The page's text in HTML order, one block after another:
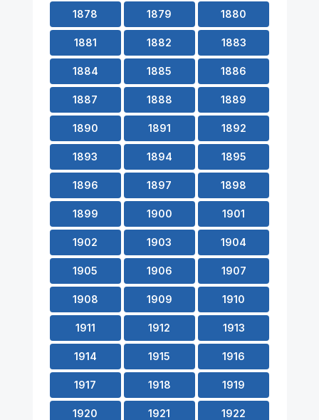
1878 1879 1880
1881 1882 1883
1884 1885 1886
1887 1888 1889
1890 1891 1892
1893 1894 1895
1896 1897 1898
1899 1900 1901
1902 1903 1904
1905 1906 1907
1908 1909 1910
1911 1912 1913
1914 1915 1916
1917 1918 1919
1920 1921 1922